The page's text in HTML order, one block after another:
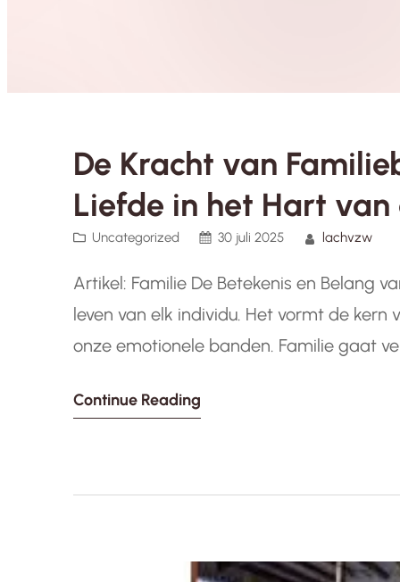
De Kracht van
Liefde in het Hart van
Uncategorized 30 juli 2025 lachvzw
Artikel: Familie De Betekenis en Belang
leven van elk individu. Het vormt de
onze emotionele banden. Familie gaat
Continue Reading